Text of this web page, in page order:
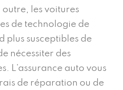
les voitures
de technologie de
plus susceptibles de
nécessiter des
L’assurance auto vous
de réparation ou de